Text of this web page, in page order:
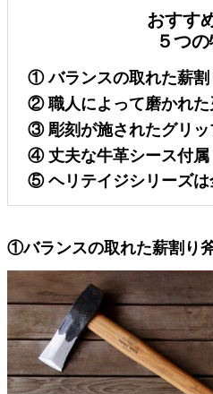
おすす
５つ
① バランスの取れた薪割
② 職人によって磨かれた
③ 彫刻が施されたグリッ
④ 丈夫な牛革シース付属
⑤ ヘリテイジシリーズは
①バランスの取れた薪割り